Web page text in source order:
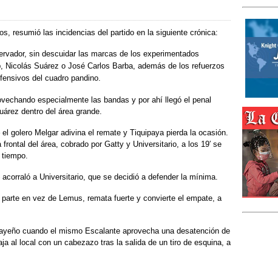
resumió las incidencias del partido en la siguiente crónica:
sin descuidar las marcas de los experimentados
Nicolás Suárez o José Carlos Barba, además de los refuerzos
del cuadro pandino.
especialmente las bandas y por ahí llegó el penal
dentro del área grande.
golero Melgar adivina el remate y Tiquipaya pierda la ocasión.
del área, cobrado por Gatty y Universitario, a los 19′ se
a Universitario, que se decidió a defender la mínima.
en vez de Lemus, remata fuerte y convierte el empate, a
cuando el mismo Escalante aprovecha una desatención de
al local con un cabezazo tras la salida de un tiro de esquina, a